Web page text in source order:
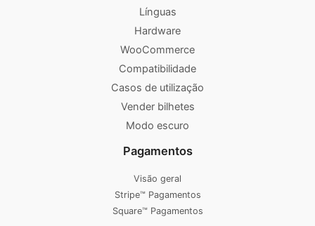
Línguas
Hardware
WooCommerce
Compatibilidade
Casos de utilização
Vender bilhetes
Modo escuro
Pagamentos
Visão geral
Stripe™ Pagamentos
Square™ Pagamentos